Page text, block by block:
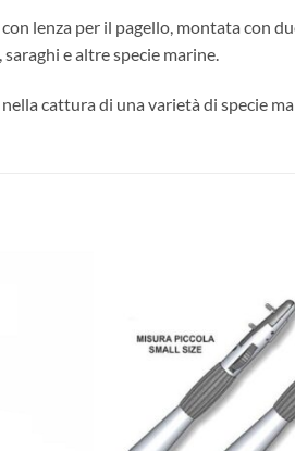
lenza per il pagello, montata con
e altre specie marine.
cattura di una varietà di specie